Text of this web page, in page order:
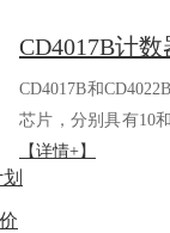
CD4017B和
芯片，分别具有10
【详情+】